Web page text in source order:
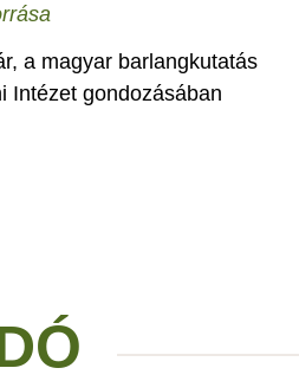
a magyar barlangkutatás
Intézet gondozásában